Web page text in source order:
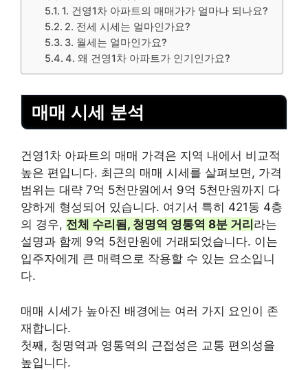
1. 건영1차 아파트의 매매가가 얼마나 되나요?
2. 전세 시세는 얼마인가요?
3. 월세는 얼마인가요?
4. 왜 건영1차 아파트가 인기인가요?
매매 시세 분석
건영1차 아파트의 매매 가격은 지역 내에서 비교적
높은 편입니다. 최근의 매매 시세를 살펴보면, 가격
범위는 대략 7억 5천만원에서 9억 5천만원까지 다
양하게 형성되어 있습니다. 여기서 특히 421동 4층
의 경우, 전체 수리됨, 청명역 영통역 8분 거리 라는
설명과 함께 9억 5천만원에 거래되었습니다. 이는
입주자에게 큰 매력으로 작용할 수 있는 요소입니
다.
매매 시세가 높아진 배경에는 여러 가지 요인이 존
재합니다.
첫째, 청명역과 영통역의 근접성은 교통 편의성을
높입니다.